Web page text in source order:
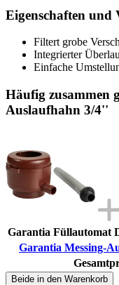
Eigenschaften und
Filtert grobe
Integrierter
Einfache
Häufig zusammen
Auslaufhahn 3/4''
Garantia Füllautomat
Garantia Messing-
Beide in den Warenkorb